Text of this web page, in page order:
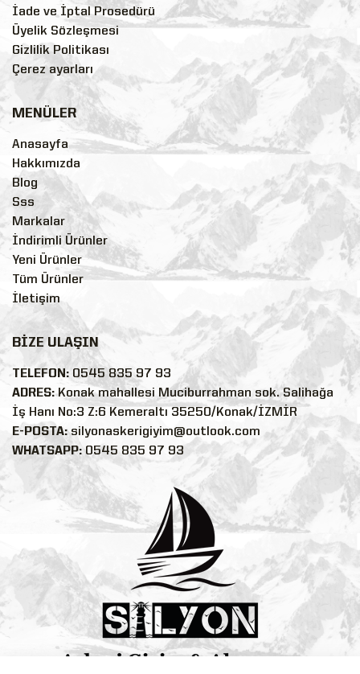
İade ve İptal Prosedürü
Üyelik Sözleşmesi
Gizlilik Politikası
Çerez ayarları
MENÜLER
Anasayfa
Hakkımızda
Blog
Sss
Markalar
İndirimli Ürünler
Yeni Ürünler
Tüm Ürünler
İletişim
BİZE ULAŞIN
TELEFON: 0545 835 97 93
ADRES:Konak mahallesi Muciburrahman sok. Salihağa
İş Hanı No:3 Z:6 Kemeraltı 35250/Konak/İZMİR
E-POSTA: silyonaskerigiyim@outlook.com
WHATSAPP: 0545 835 97 93